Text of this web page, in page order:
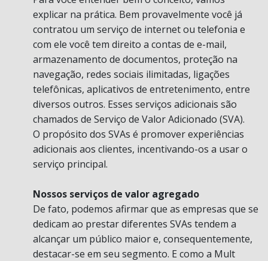
explicar na prática. Bem provavelmente você já
contratou um serviço de internet ou telefonia e
com ele você tem direito a contas de e-mail,
armazenamento de documentos, proteção na
navegação, redes sociais ilimitadas, ligações
telefônicas, aplicativos de entretenimento, entre
diversos outros. Esses serviços adicionais são
chamados de Serviço de Valor Adicionado (SVA).
O propósito dos SVAs é promover experiências
adicionais aos clientes, incentivando-os a usar o
serviço principal.
Nossos serviços de valor agregado
De fato, podemos afirmar que as empresas que se
dedicam ao prestar diferentes SVAs tendem a
alcançar um público maior e, consequentemente,
destacar-se em seu segmento. E como a Mult